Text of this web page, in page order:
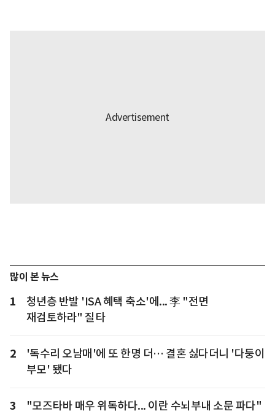
많이 본 뉴스
1
청년층 반발 'ISA 혜택 축소'에... 李 "전면
재검토하라" 질타
2
'독수리 오남매'에 또 한명 더… 결혼 싫다더니 '다둥이
부모' 됐다
3 "모즈타바 매우 위독하다... 이란 수뇌부내 소문 파다"